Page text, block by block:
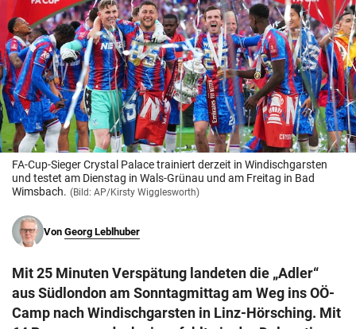
search
eingeben
© Krone Multimedia GmbH & Co KG 2026
Muthgasse 2, 1190 Wien
FA-Cup-Sieger Crystal Palace trainiert derzeit in Windischgarsten
und testet am Dienstag in Wals-Grünau und am Freitag in Bad
Wimsbach. (Bild: AP/Kirsty Wigglesworth)
Von Georg Leblhuber
Mit 25 Minuten Verspätung landeten die „Adler“
aus Südlondon am Sonntagmittag am Weg ins OÖ-
Camp nach Windischgarsten in Linz-Hörsching. Mit